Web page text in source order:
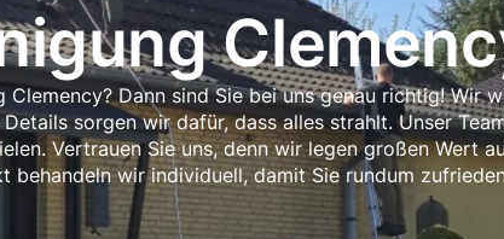
Dann sind Sie bei uns genau richtig! Wir
sorgen wir dafür, dass alles strahlt. Unser
Vertrauen Sie uns, denn wir legen großen Wert
behandeln wir individuell, damit Sie rundum